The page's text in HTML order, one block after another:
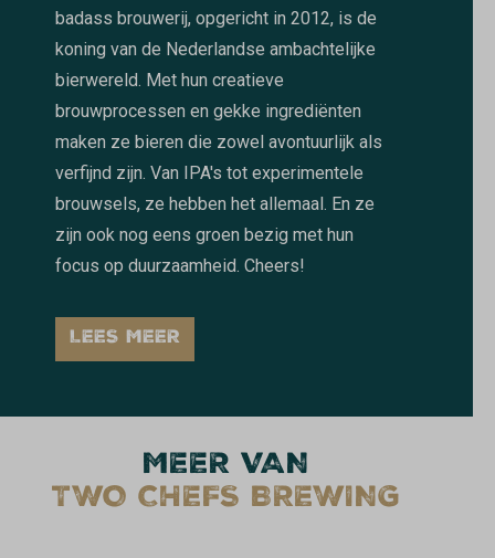
badass brouwerij, opgericht in 2012, is de
koning van de Nederlandse ambachtelijke
bierwereld. Met hun creatieve
brouwprocessen en gekke ingrediënten
maken ze bieren die zowel avontuurlijk als
verfijnd zijn. Van IPA's tot experimentele
brouwsels, ze hebben het allemaal. En ze
zijn ook nog eens groen bezig met hun
focus op duurzaamheid. Cheers!
LEES MEER
MEER VAN
TWO CHEFS BREWING